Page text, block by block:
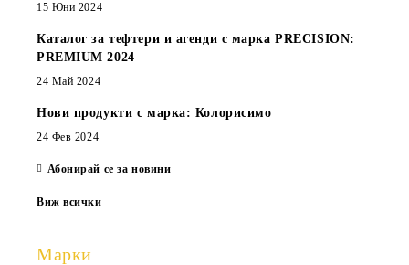
15 Юни 2024
Каталог за тефтери и агенди с марка PRECISION:
PREMIUM 2024
24 Май 2024
Нови продукти с марка: Колорисимо
24 Фев 2024
Абонирай се за новини
Виж всички
Марки